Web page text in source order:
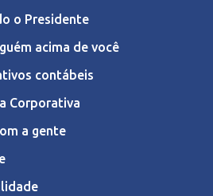
o Presidente
acima de você
contábeis
Corporativa
a gente